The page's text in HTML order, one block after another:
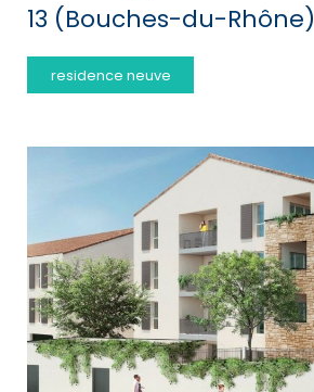
13 (Bouches-du-Rhône)
residence neuve